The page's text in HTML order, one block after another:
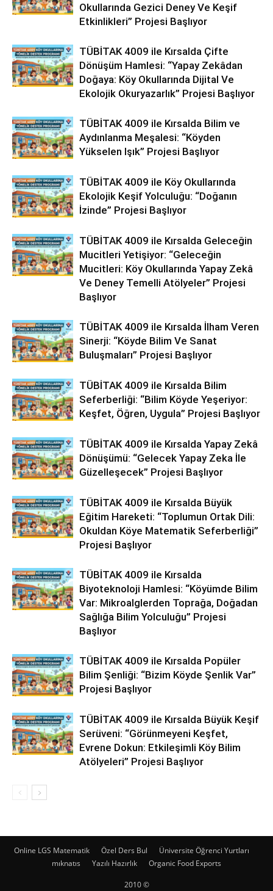
Okullarında Gezici Deney Ve Keşif
Etkinlikleri” Projesi Başlıyor
TÜBİTAK 4009 ile Kırsalda Çifte
Dönüşüm Hamlesi: “Yapay Zekâdan
Doğaya: Köy Okullarında Dijital Ve
Ekolojik Okuryazarlık” Projesi Başlıyor
TÜBİTAK 4009 ile Kırsalda Bilim ve
Aydınlanma Meşalesi: “Köyden
Yükselen Işık” Projesi Başlıyor
TÜBİTAK 4009 ile Köy Okullarında
Ekolojik Keşif Yolculuğu: “Doğanın
İzinde” Projesi Başlıyor
TÜBİTAK 4009 ile Kırsalda Geleceğin
Mucitleri Yetişiyor: “Geleceğin
Mucitleri: Köy Okullarında Yapay Zekâ
Ve Deney Temelli Atölyeler” Projesi
Başlıyor
TÜBİTAK 4009 ile Kırsalda İlham Veren
Sinerji: “Köyde Bilim Ve Sanat
Buluşmaları” Projesi Başlıyor
TÜBİTAK 4009 ile Kırsalda Bilim
Seferberliği: “Bilim Köyde Yeşeriyor:
Keşfet, Öğren, Uygula” Projesi Başlıyor
TÜBİTAK 4009 ile Kırsalda Yapay Zekâ
Dönüşümü: “Gelecek Yapay Zeka İle
Güzelleşecek” Projesi Başlıyor
TÜBİTAK 4009 ile Kırsalda Büyük
Eğitim Hareketi: “Toplumun Ortak Dili:
Okuldan Köye Matematik Seferberliği”
Projesi Başlıyor
TÜBİTAK 4009 ile Kırsalda
Biyoteknoloji Hamlesi: “Köyümde Bilim
Var: Mikroalglerden Toprağa, Doğadan
Sağlığa Bilim Yolculuğu” Projesi
Başlıyor
TÜBİTAK 4009 ile Kırsalda Popüler
Bilim Şenliği: “Bizim Köyde Şenlik Var”
Projesi Başlıyor
TÜBİTAK 4009 ile Kırsalda Büyük Keşif
Serüveni: “Görünmeyeni Keşfet,
Evrene Dokun: Etkileşimli Köy Bilim
Atölyeleri” Projesi Başlıyor
Online LGS Matematik Özel Ders Bul
Üniversite Öğrenci Yurtları
mıknatıs
Yazılı Hazırlık Organic Food Exports
2010 ©